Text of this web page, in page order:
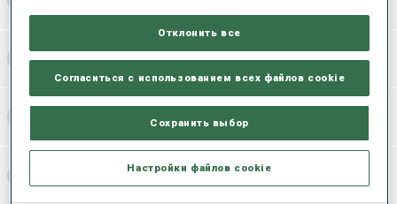
GER 1:01:05.9
Отклонить все
Согласиться с использованием всех файлов cookie
Сохранить выбор
Настройки файлов cookie